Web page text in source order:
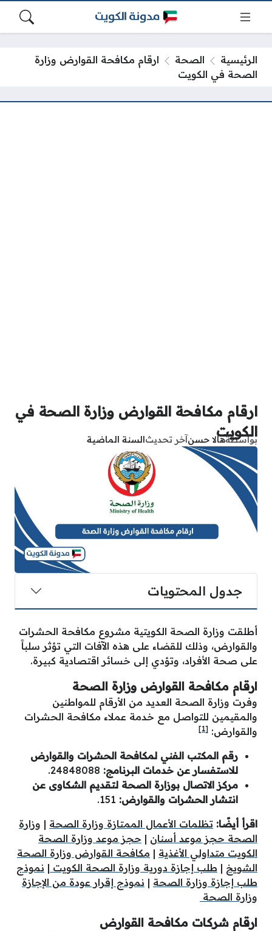
الرئيسية الصحة
ارقام مكافحة القوارض وزارة
الصحة في الكويت
ارقام مكافحة القوارض وزارة الصحة في
الكويت
بواسطةهالا حسنآخر تحديثالسنة الماضية
جدول المحتويات
أطلقت وزارة الصحة الكويتية مشروع مكافحة الحشرات
والقوارض، وذلك للقضاء على هذه الآفات التي تؤثر سلباََ
على صحة الأفراد، وتؤدي إلى خسائر اقتصادية كبيرة.
ارقام مكافحة القوارض وزارة الصحة
وفرت وزارة الصحة العديد من الأرقام للمواطنين
والمقيمين للتواصل مع خدمة عملاء مكافحة الحشرات
والقوارض: [1]
رقم المكتب الفني لمكافحة الحشرات والقوارض
للاستفسار عن خدمات البرنامج:
مركز الاتصال بوزارة الصحة لتقديم الشكاوى عن
انتشار الحشرات والقوارض:
اقرأ أيضًا: تظلمات الأعمال الممتازة وزارة الصحة | وزارة
الصحة حجز موعد أسنان | حجز موعد وزارة الصحة
الكويت متداولي الأغذية | مكافحة القوارض وزارة الصحة
الشويخ | طلب إجازة دورية وزارة الصحة الكويت | نموذج
طلب إجازة وزارة الصحة | نموذج إقرار عودة من الإجازة
وزارة الصحة
ارقام شركات مكافحة القوارض